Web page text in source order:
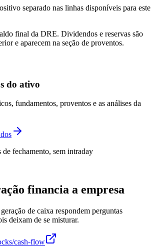
separado nas linhas disponíveis para este
final da DRE. Dividendos e reservas são
e aparecem na seção de proventos.
do ativo
fundamentos, proventos e as análises da
de fechamento, sem intraday
financia a empresa
de caixa respondem perguntas
deixam de se misturar.
cash-flow